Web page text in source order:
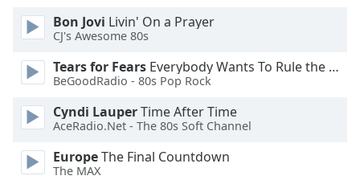
Opacity
Caption
Area
Background
Color
Opacity
Bon Jovi Livin' On a Prayer
CJ's Awesome 80s
Tears for Fears Everybody Wants To Rule the World
BeGoodRadio - 80s Pop Rock
Cyndi LauperTime After Time
AceRadio.Net - The 80s Soft Channel
EuropeThe Final Countdown
The MAX